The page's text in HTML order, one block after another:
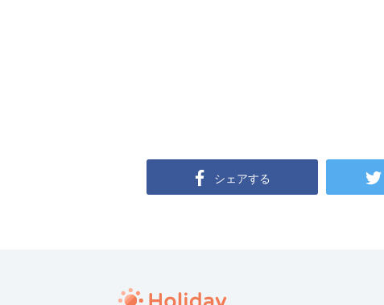
シェアする